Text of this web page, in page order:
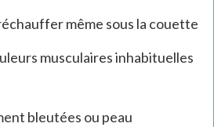
même sous la couette
musculaires inhabituelles
bleutées ou peau